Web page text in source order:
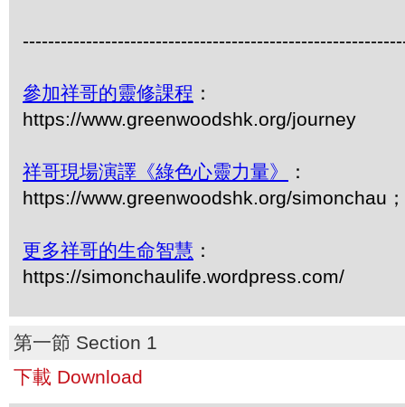
參加祥哥的靈修課程 ：
https://www.greenwoodshk.org/journey
祥哥現場演譯《綠色心靈力量》
：
https://www.greenwoodshk.org/simonchau
更多祥哥的生命智慧 ：
https://simonchaulife.wordpress.com/
第一節 Section 1
下載 Download